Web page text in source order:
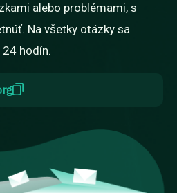
alebo problémami, s
Na všetky otázky sa
hodín.